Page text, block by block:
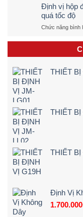
Định vị hộp
quá tốc độ
Chức năng bình
THIẾT
THIẾT
THIẾT
Định Vị
1.700.000